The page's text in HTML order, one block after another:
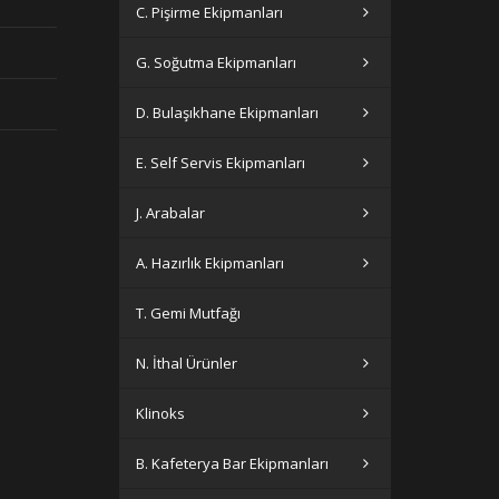
C. Pişirme Ekipmanları
G. Soğutma Ekipmanları
D. Bulaşıkhane Ekipmanları
E. Self Servis Ekipmanları
J. Arabalar
A. Hazırlık Ekipmanları
T. Gemi Mutfağı
N. İthal Ürünler
Klinoks
B. Kafeterya Bar Ekipmanları